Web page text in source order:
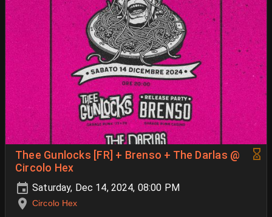
Thee Gunlocks [FR] + Brenso + The Darlas @
Circolo Hex
Saturday, Dec 14, 2024, 08:00 PM
Circolo Hex